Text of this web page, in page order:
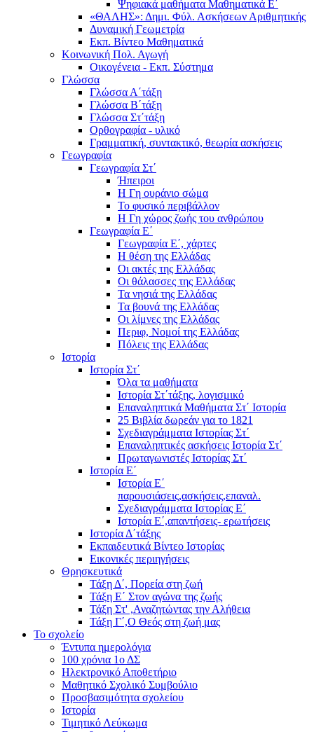
Ψηφιακά μαθήματα Μαθηματικά Ε΄
«ΘΑΛΗΣ»: Δημι. Φύλ. Ασκήσεων Αριθμητικής
Δυναμική Γεωμετρία
Εκπ. Βίντεο Μαθηματικά
Κοινωνική Πολ. Αγωγή
Οικογένεια - Εκπ. Σύστημα
Γλώσσα
Γλώσσα Α΄τάξη
Γλώσσα Β΄τάξη
Γλώσσα Στ΄τάξη
Ορθογραφία - υλικό
Γραμματική, συντακτικό, θεωρία ασκήσεις
Γεωγραφία
Γεωγραφία Στ΄
Ήπειροι
Η Γη ουράνιο σώμα
Το φυσικό περιβάλλον
Η Γη χώρος ζωής του ανθρώπου
Γεωγραφία Ε΄
Γεωγραφία Ε΄, χάρτες
Η θέση της Ελλάδας
Οι ακτές της Ελλάδας
Οι θάλασσες της Ελλάδας
Τα νησιά της Ελλάδας
Τα βουνά της Ελλάδας
Οι λίμνες της Ελλάδας
Περιφ, Νομοί της Ελλάδας
Πόλεις της Ελλάδας
Ιστορία
Ιστορία Στ΄
Όλα τα μαθήματα
Ιστορία Στ΄τάξης, λογισμικό
Επαναληπτικά Μαθήματα Στ΄ Ιστορία
25 Βιβλία δωρεάν για το 1821
Σχεδιαγράμματα Ιστορίας Στ΄
Επαναληπτικές ασκήσεις Ιστορία Στ΄
Πρωταγωνιστές Ιστορίας Στ΄
Ιστορία Ε΄
Ιστορία Ε΄
παρουσιάσεις,ασκήσεις,επαναλ.
Σχεδιαγράμματα Ιστορίας Ε΄
Ιστορία Ε΄,απαντήσεις- ερωτήσεις
Ιστορία Δ΄τάξης
Εκπαιδευτικά Βίντεο Ιστορίας
Εικονικές περιηγήσεις
Θρησκευτικά
Τάξη Δ΄, Πορεία στη ζωή
Τάξη Ε΄ Στον αγώνα της ζωής
Τάξη Στ' ,Αναζητώντας την Αλήθεια
Τάξη Γ΄,Ο Θεός στη ζωή μας
Το σχολείο
Έντυπα ημερολόγια
100 χρόνια 1ο ΔΣ
Ηλεκτρονικό Αποθετήριο
Μαθητικό Σχολικό Συμβούλιο
Προσβασιμότητα σχολείου
Ιστορία
Τιμητικό Λεύκωμα